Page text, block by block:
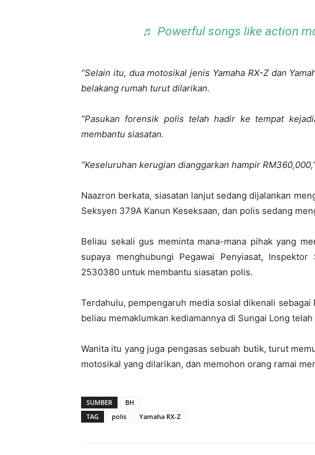
♬ Powerful songs like action
“Selain itu, dua motosikal jenis Yamaha RX-Z dan
belakang rumah turut dilarikan.
“Pasukan forensik polis telah hadir ke tempat
membantu siasatan.
“Keseluruhan kerugian dianggarkan hampir
Naazron berkata, siasatan lanjut sedang dijalankan
Seksyen 379A Kanun Keseksaan, dan polis sedang
Beliau sekali gus meminta mana-mana pihak yang
supaya menghubungi Pegawai Penyiasat,
2530380 untuk membantu siasatan polis.
Terdahulu, pempengaruh media sosial dikenali
beliau memaklumkan kediamannya di Sungai Long
Wanita itu yang juga pengasas sebuah butik, turut
motosikal yang dilarikan, dan memohon orang ramai
SUMBER
BH
TAG
polis Yamaha RX-Z